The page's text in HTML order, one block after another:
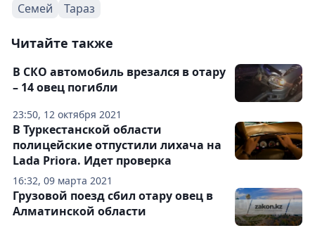
Семей
Тараз
Читайте также
23:50, 12 октября 2021
В СКО автомобиль врезался в отару
– 14 овец погибли
16:32, 09 марта 2021
В Туркестанской области
полицейские отпустили лихача на
Lada Priora. Идет проверка
Грузовой поезд сбил отару овец в
Алматинской области